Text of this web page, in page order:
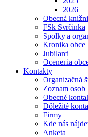
2026
Obecná
FSk Svrčinka
Spolky a
Kronika obce
Jubilanti
Ocenenia
Kontakty
Organizačná
Zoznam osob
Obecné
Dôležité
Firmy
Kde nás
Anketa